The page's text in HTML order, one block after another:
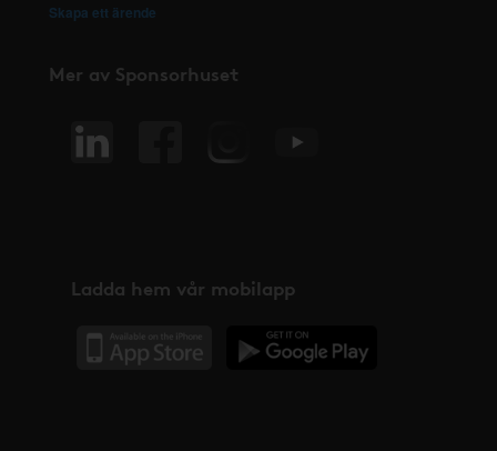
Skapa ett ärende
Mer av Sponsorhuset
Ladda hem vår mobilapp